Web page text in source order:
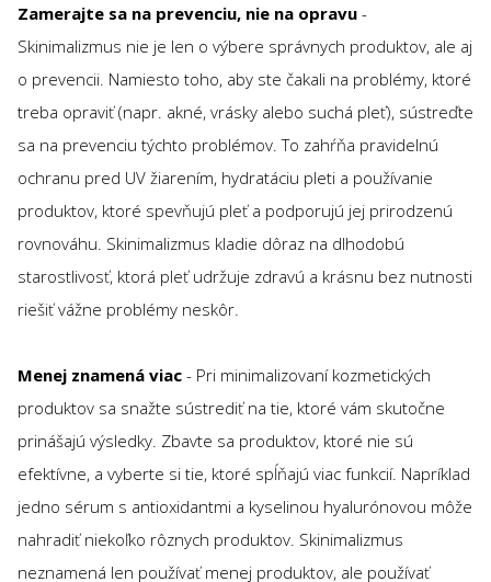
Zamerajte sa na prevenciu, nie na opravu -
Skinimalizmus nie je len o výbere správnych produktov, ale aj
o prevencii. Namiesto toho, aby ste čakali na problémy, ktoré
treba opraviť (napr. akné, vrásky alebo suchá pleť), sústreďte
sa na prevenciu týchto problémov. To zahŕňa pravidelnú
ochranu pred UV žiarením, hydratáciu pleti a používanie
produktov, ktoré spevňujú pleť a podporujú jej prirodzenú
rovnováhu. Skinimalizmus kladie dôraz na dlhodobú
starostlivosť, ktorá pleť udržuje zdravú a krásnu bez nutnosti
riešiť vážne problémy neskôr.
Menej znamená viac - Pri minimalizovaní kozmetických
produktov sa snažte sústrediť na tie, ktoré vám skutočne
prinášajú výsledky. Zbavte sa produktov, ktoré nie sú
efektívne, a vyberte si tie, ktoré spĺňajú viac funkcií. Napríklad
jedno sérum s antioxidantmi a kyselinou hyalurónovou môže
nahradiť niekoľko rôznych produktov. Skinimalizmus
neznamená len používať menej produktov, ale používať